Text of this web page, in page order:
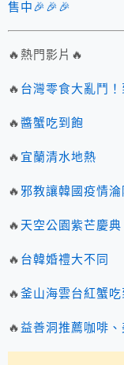
售中🎉🎉🎉
🔥熱門影片🔥
🔥 台灣零食大亂鬥
🔥醬蟹吃到飽
🔥 宜蘭清水地熱
🔥邪教讓韓國疫情淪
🔥 天空公園紫芒慶典
🔥 台韓婚禮大不同
🔥釜山海雲台紅蟹
🔥 益善洞推薦咖啡